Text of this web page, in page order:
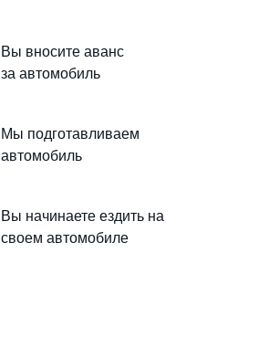
Вы вносите аванс
за автомобиль
Мы подготавливаем
автомобиль
Вы начинаете ездить на
своем автомобиле